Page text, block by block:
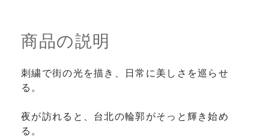
商品の説明
刺繍で街の光を描き、日常に美しさを巡らせ
る。
夜が訪れると、台北の輪郭がそっと輝き始め
る。